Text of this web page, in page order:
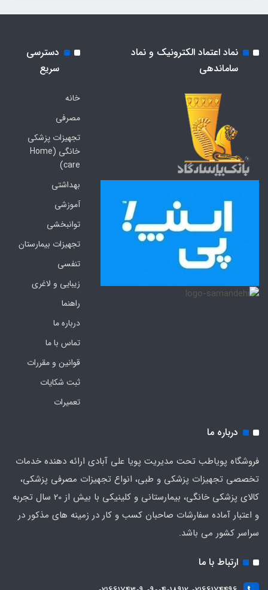
نماد اعتماد الکترونیک و نماد
ساماندهی
دسترسی
سریع
خانه
مصرفی
تجهیزات پزشکی
خانگی (Home
care)
بهداشتی
آموزشی
توانبخشی
تجهیزات بیمارستان
تنفسی
زیبایی و لاغری
راهنما
درباره ما
تماس با ما
قوانین و مقررات
ثبت شکایات
تعمیرات
درباره ما
فروشگاه پویاطب تحت مدیریت پویا علی آبادی ارائه دهنده خدمات
تخصصی تجهیزات پزشکی و طبی، انواع تجهیزات مصرفی پزشکی،
کالای پزشکی خانگی، بیمارستانی و کلینیکی با بیش از 20 سال تجربه
و اعتبار آماده سفارشات صاحبان کسب و کار در زمینه های مذکور در
سراسر کشور می باشد.
ارتباط با ما